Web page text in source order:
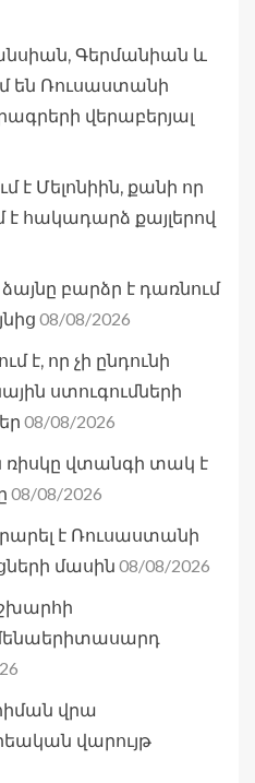
Գերմանիան և
են Ռուսաստանի
վերաբերյալ
է Մելոնիին, քանի որ
հակադարձ քայլերով
բարձր է դառնում
08/08/2026
է, որ չի ընդունի
ստուգումների
08/08/2026
ռիսկը վտանգի տակ է
08/08/2026
է Ռուսաստանի
մասին 08/08/2026
վրա
վարույթ